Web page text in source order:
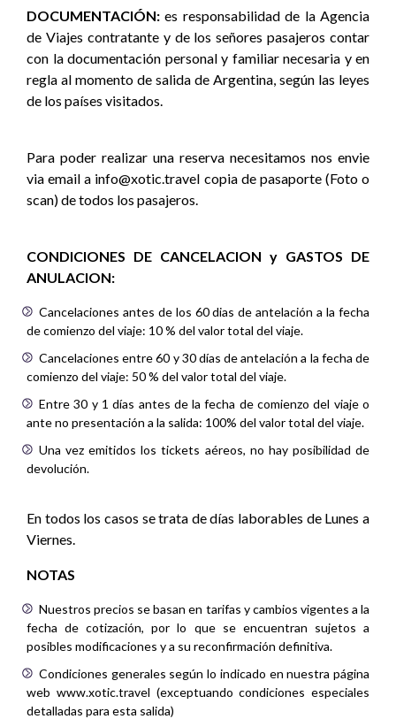
DOCUMENTACIÓN: es responsabilidad de la Agencia
de Viajes contratante y de los señores pasajeros contar
con la documentación personal y familiar necesaria y en
regla al momento de salida de Argentina, según las leyes
de los países visitados.
Para poder realizar una reserva necesitamos nos envie
via email a info@xotic.travel copia de pasaporte (Foto o
scan) de todos los pasajeros.
CONDICIONES DE CANCELACION y GASTOS DE
ANULACION:
Cancelaciones antes de los 60 dias de antelación a la fecha
de comienzo del viaje: 10 % del valor total del viaje.
Cancelaciones entre 60 y 30 días de antelación a la fecha de
comienzo del viaje: 50 % del valor total del viaje.
Entre 30 y 1 días antes de la fecha de comienzo del viaje o
ante no presentación a la salida: 100% del valor total del viaje.
Una vez emitidos los tickets aéreos, no hay posibilidad de
devolución.
En todos los casos se trata de días laborables de Lunes a
Viernes.
NOTAS
Nuestros precios se basan en tarifas y cambios vigentes a la
fecha de cotización, por lo que se encuentran sujetos a
posibles modificaciones y a su reconfirmación definitiva.
Condiciones generales según lo indicado en nuestra página
web www.xotic.travel (exceptuando condiciones especiales
detalladas para esta salida)